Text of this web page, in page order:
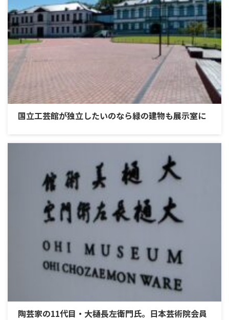
国立工芸館が独立したいのなら緑の建物も展示室に
陶芸家の11代目・大樋長左衛門氏。日本芸術院会員